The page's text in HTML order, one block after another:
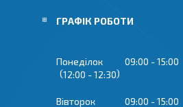
ГРАФІК РОБОТИ
Понеділок 09:00
15:00
12:00
12:30
Вівторок 09:00
15:00